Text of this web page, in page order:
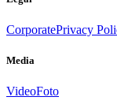
CorporatePrivacy
Media
VideoFoto